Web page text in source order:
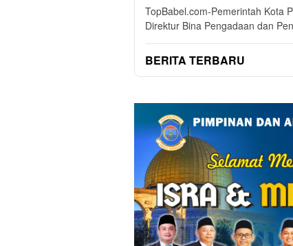
TopBabel.com-Pemerintah Kota
Direktur Bina Pengadaan dan
BERITA TERBARU